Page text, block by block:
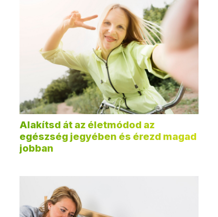
Alakítsd át az életmódod az
egészség jegyében és érezd magad
jobban